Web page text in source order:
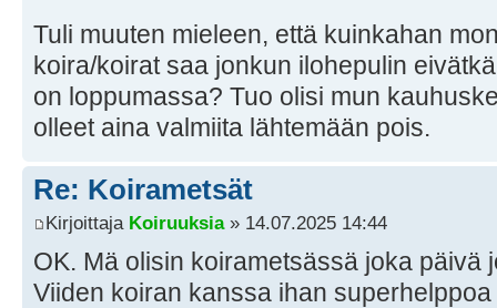
Tuli muuten mieleen, että kuinkahan
koira/koirat saa jonkun ilohepulin
on loppumassa? Tuo olisi mun
olleet aina valmiita lähtemään pois.
Re: Koirametsät
Kirjoittaja Koiruuksia» 14.07.2025 14:44
OK. Mä olisin koirametsässä joka päivä
Viiden koiran kanssa ihan